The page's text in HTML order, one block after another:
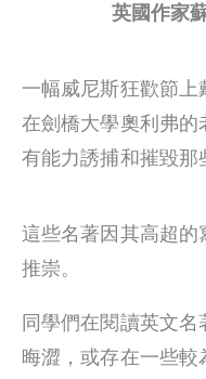
英國作家
一幅威尼斯狂歡節
在劍橋大學奧利弗的
有能力誘捕和摧毀
這些名著因其高超的
推崇。
同學們在閱讀英文
晦澀，或存在一些